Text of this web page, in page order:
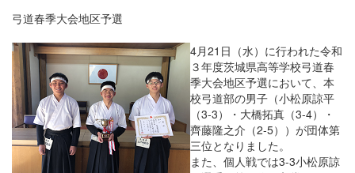
弓道春季大会地区予選
4月21 日（水）に行われた令和
３年度茨城県高等学校弓道春
季大会地区予選において、本
校弓道部の男子（小松原諒平
（3-3）・大橋拓真（3-4）・
齊藤隆之介（2-5））が団体第
三位となりました。
また、個人戦では3-3小松原諒